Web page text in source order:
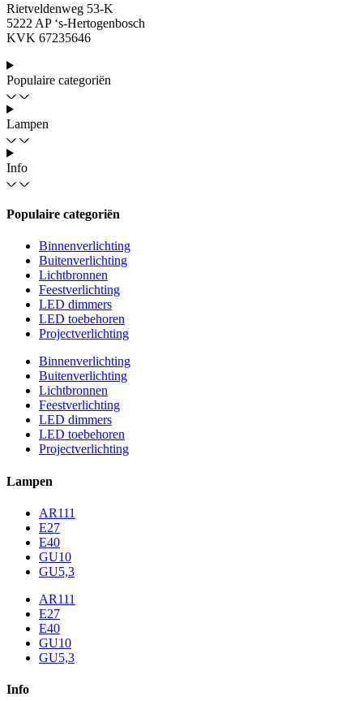
Rietveldenweg 53-K
5222 AP ‘s-Hertogenbosch
KVK 67235646
Populaire categoriën
Lampen
Info
Populaire categoriën
Binnenverlichting
Buitenverlichting
Lichtbronnen
Feestverlichting
LED dimmers
LED toebehoren
Projectverlichting
Binnenverlichting
Buitenverlichting
Lichtbronnen
Feestverlichting
LED dimmers
LED toebehoren
Projectverlichting
Lampen
AR111
E27
E40
GU10
GU5,3
AR111
E27
E40
GU10
GU5,3
Info